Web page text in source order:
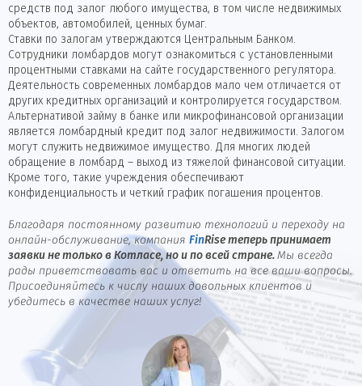
средств под залог любого имущества, в том числе недвижимых
объектов, автомобилей, ценных бумаг.
Ставки по залогам утверждаются Центральным Банком.
Сотрудники ломбардов могут ознакомиться с установленными
процентными ставками на сайте государственного регулятора.
Деятельность современных ломбардов мало чем отличается от
других кредитных организаций и контролируется государством.
Альтернативой займу в банке или микрофинансовой организации
является ломбардный кредит под залог недвижимости. Залогом
могут служить недвижимое имущество. Для многих людей
обращение в ломбард – выход из тяжелой финансовой ситуации.
Кроме того, такие учреждения обеспечивают
конфиденциальность и четкий график погашения процентов.
Благодаря постоянному развитию технологий и переходу на
онлайн-обслуживание, компания FinRise теперь принимает
заявки не только в Котласе, но и по всей стране. Мы всегда
рады приветствовать вас и ответить на все ваши вопросы.
Присоединяйтесь к числу наших довольных клиентов и
убедитесь в качестве наших услуг!